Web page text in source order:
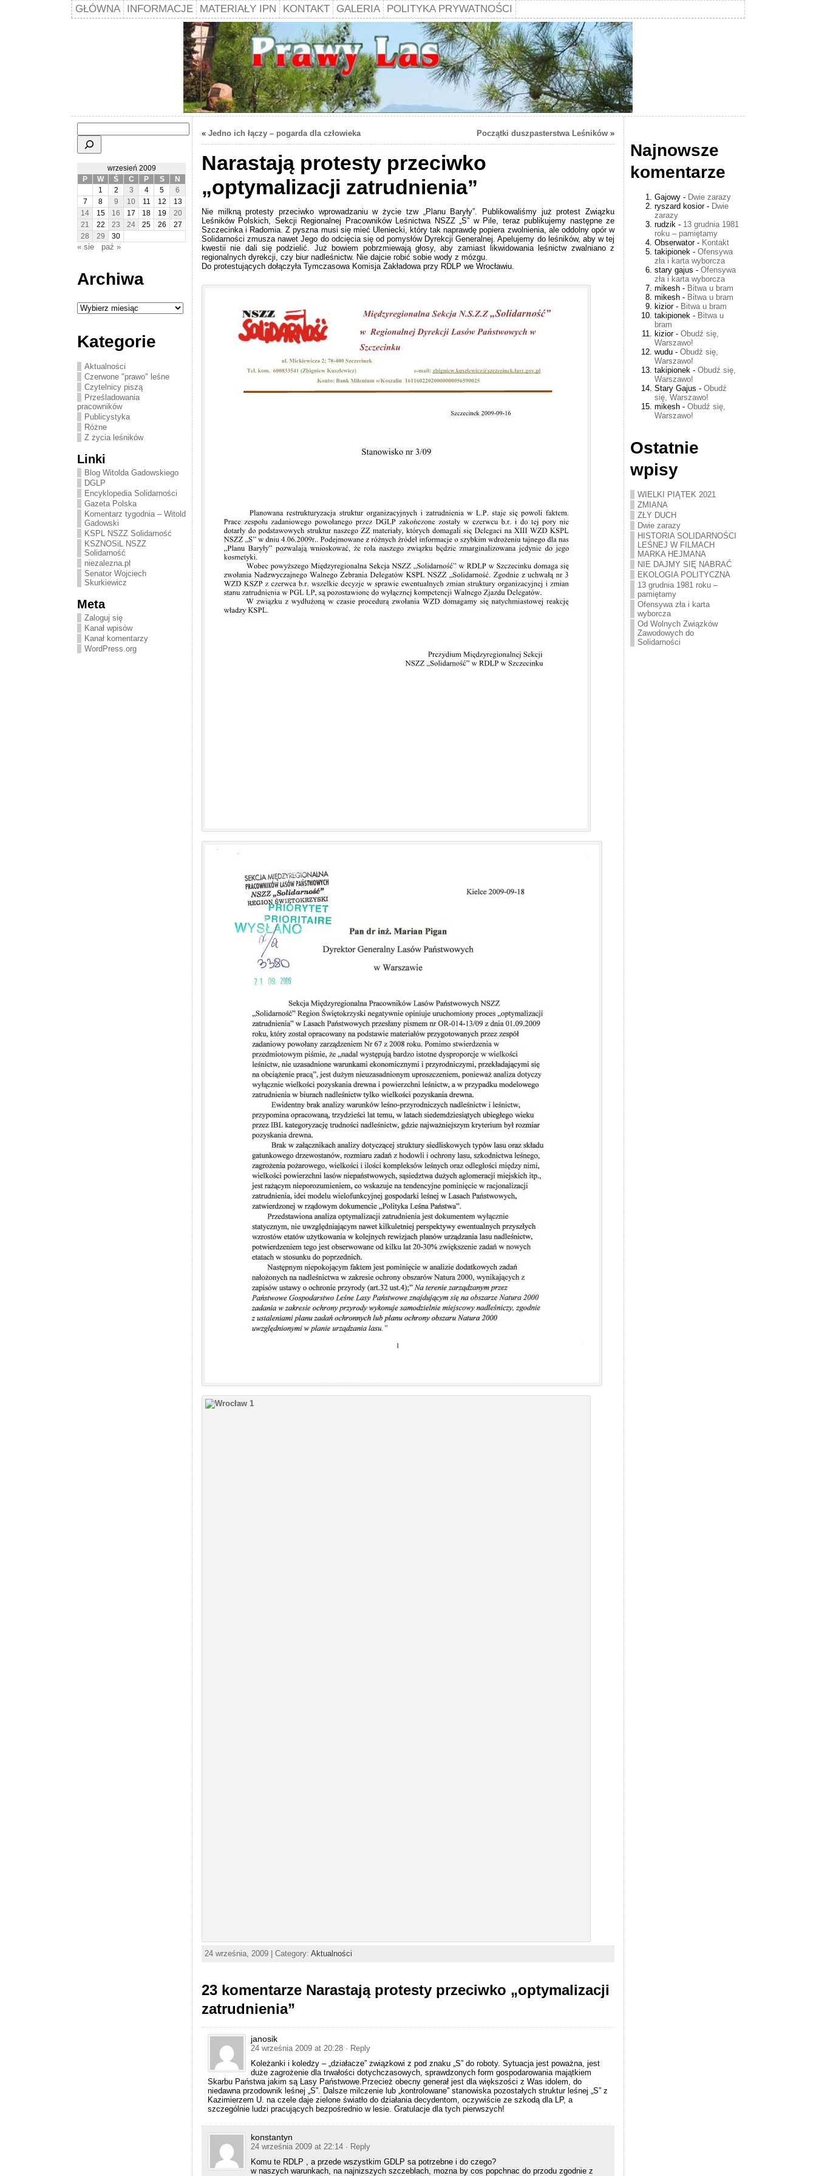
GŁÓWNA INFORMACJE MATERIAŁY IPN KONTAKT GALERIA POLITYKA PRYWATNOŚCI
wrzesień 2009
P
W Ś C P S
N
1
2 3 4 5
6
7
8 9 10 11 12
13
14
15 16 17 18 19
20
21
22 23 24 25 26
27
28
29 30
« sie paź »
Archiwa
Archiwa
Kategorie
Aktualności
Czerwone "prawo" leśne
Czytelnicy piszą
Prześladowania
pracowników
Publicystyka
Różne
Z życia leśników
Linki
Blog Witolda Gadowskiego
DGLP
Encyklopedia Solidarności
Gazeta Polska
Komentarz tygodnia – Witold
Gadowski
KSPL NSZZ Solidarność
KSZNOSiL NSZZ
Solidarność
niezalezna.pl
Senator Wojciech
Skurkiewicz
Meta
Zaloguj się
Kanał wpisów
Kanał komentarzy
WordPress.org
« Jedno ich łączy – pogarda dla człowieka Początki duszpasterstwa Leśników »
Narastają protesty przeciwko
„optymalizacji zatrudnienia”
Nie milkną protesty przeciwko wprowadzaniu w życie tzw „Planu Baryły”. Publikowaliśmy już protest Związku
Leśników Polskich, Sekcji Regionalnej Pracowników Leśnictwa NSZZ „S” w Pile, teraz publikujemy następne ze
Szczecinka i Radomia. Z pyszna musi się mieć Uleniecki, który tak naprawdę popiera zwolnienia, ale oddolny opór w
Solidarności zmusza nawet Jego do odcięcia się od pomysłów Dyrekcji Generalnej. Apelujemy do leśników, aby w tej
kwestii nie dali się podzielić. Już bowiem pobrzmiewają głosy, aby zamiast likwidowania leśnictw zwalniano z
regionalnych dyrekcji, czy biur nadleśnictw. Nie dajcie robić sobie wody z mózgu.
Do protestujących dołączyła Tymczasowa Komisja Zakładowa przy RDLP we Wrocławiu.
24 września, 2009 | Category: Aktualności
23 komentarze Narastają protesty przeciwko „optymalizacji
zatrudnienia”
janosik
24 września 2009 at 20:28 · Reply
Koleżanki i koledzy – „działacze” związkowi z pod znaku „S” do roboty. Sytuacja jest poważna, jest
duże zagrożenie dla trwałości dotychczasowych, sprawdzonych form gospodarowania majątkiem
Skarbu Państwa jakim są Lasy Państwowe.Przecież obecny generał jest dla większości z Was idolem, do
niedawna przodownik leśnej „S”. Dalsze milczenie lub „kontrolowane” stanowiska pozostałych struktur leśnej „S” z
Kazimierzem U. na czele daje zielone światło do działania decydentom, oczywiście ze szkodą dla LP, a
szczególnie ludzi pracujących bezpośrednio w lesie. Gratulacje dla tych pierwszych!
konstantyn
24 września 2009 at 22:14 · Reply
Komu te RDLP , a przede wszystkim GDLP sa potrzebne i do czego?
w naszych warunkach, na najnizszych szczeblach, mozna by cos popchnac do przodu zgodnie z
Najnowsze
komentarze
Gajowy - Dwie zarazy
ryszard kosior- Dwie
zarazy
rudzik - 13 grudnia 1981
roku – pamiętamy
Obserwator- Kontakt
takipionek - Ofensywa
zła i karta wyborcza
stary gajus - Ofensywa
zła i karta wyborcza
mikesh - Bitwa u bram
mikesh - Bitwa u bram
kizior- Bitwa u bram
takipionek - Bitwa u
bram
kizior- Obudź się,
Warszawo!
wudu - Obudź się,
Warszawo!
takipionek - Obudź się,
Warszawo!
Stary Gajus - Obudź
się, Warszawo!
mikesh - Obudź się,
Warszawo!
Ostatnie
wpisy
WIELKI PIĄTEK 2021
ZMIANA
ZŁY DUCH
Dwie zarazy
HISTORIA SOLIDARNOŚCI
LEŚNEJ W FILMACH
MARKA HEJMANA
NIE DAJMY SIĘ NABRAĆ
EKOLOGIA POLITYCZNA
13 grudnia 1981 roku –
pamiętamy
Ofensywa zła i karta
wyborcza
Od Wolnych Związków
Zawodowych do
Solidarności